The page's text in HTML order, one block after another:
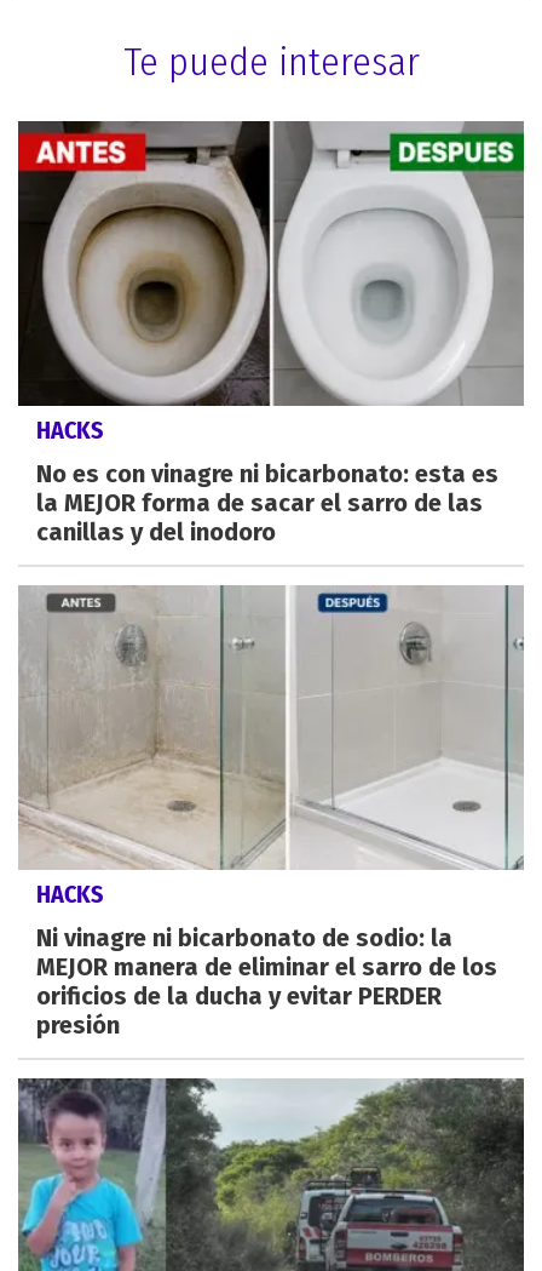
Te puede interesar
HACKS
No es con vinagre ni bicarbonato: esta es
la MEJOR forma de sacar el sarro de las
canillas y del inodoro
HACKS
Ni vinagre ni bicarbonato de sodio: la
MEJOR manera de eliminar el sarro de los
orificios de la ducha y evitar PERDER
presión